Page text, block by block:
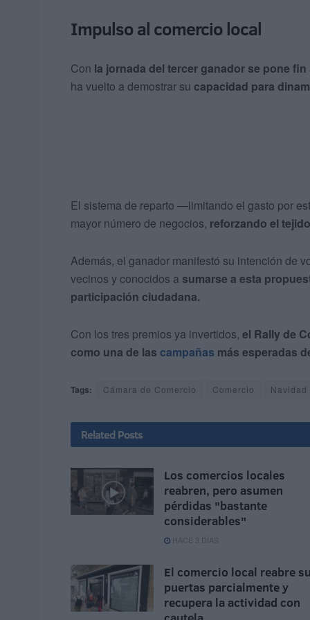
Impulso al comercio local
Con la jornada del tercer ganador se pone fin
ha vuelto a demostrar su capacidad para
El sistema de reparto —limitando el gasto por
mayor número de negocios, reforzando el
Además, el ganador manifestó su intención de
vecinos y conocidos a sumarse a esta
participación ciudadana.
Con los tres premios ya invertidos, el Rally de
como una de las campañas más esperadas
Tags: Cámara de Comercio Comercio Navidad
Related Posts
Los comercios locales
reabren, pero asumen
pérdidas "bastante
considerables"
HACE 3 DÍAS
El comercio local reabre
puertas parcialmente y
recupera la actividad con